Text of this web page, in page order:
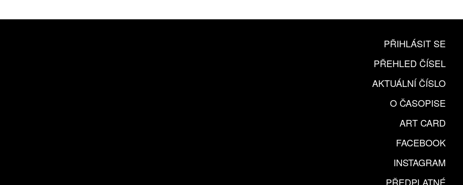
PŘIHLÁSIT SE
PŘEHLED ČÍSEL
AKTUÁLNÍ ČÍSLO
O ČASOPISE
ART CARD
FACEBOOK
INSTAGRAM
PŘEDPLATNÉ